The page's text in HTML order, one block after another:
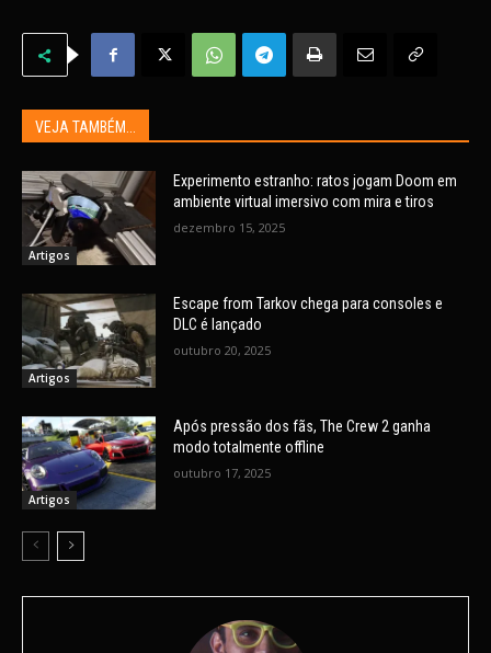
VEJA TAMBÉM...
Artigos
Experimento estranho: ratos jogam Doom em
ambiente virtual imersivo com mira e tiros
dezembro 15, 2025
Artigos
Escape from Tarkov chega para consoles e
DLC é lançado
outubro 20, 2025
Artigos
Após pressão dos fãs, The Crew 2 ganha
modo totalmente offline
outubro 17, 2025